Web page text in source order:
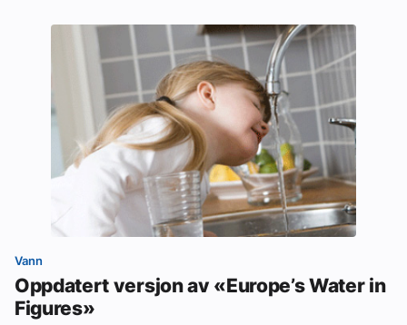
Vann
Oppdatert versjon av «Europe’s Water in
Figures»